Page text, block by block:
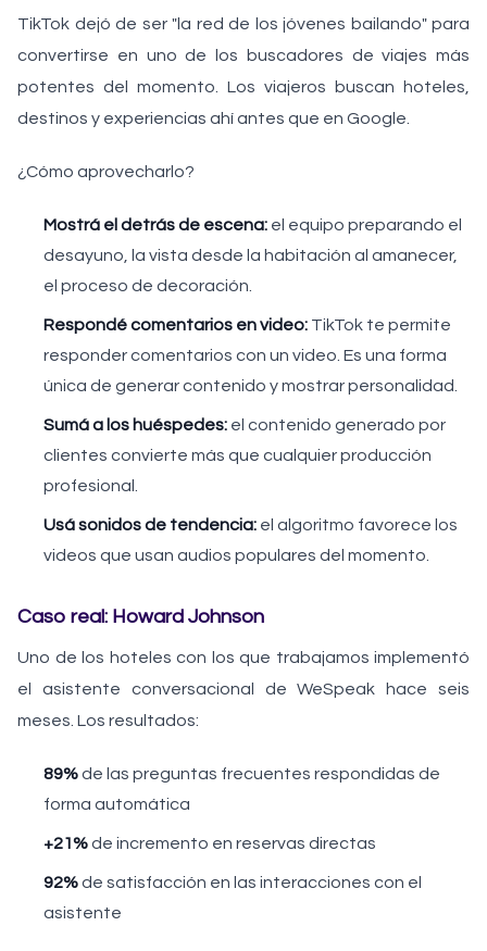
TikTok dejó de ser "la red de los jóvenes bailando" para
convertirse en uno de los buscadores de viajes más
potentes del momento. Los viajeros buscan hoteles,
destinos y experiencias ahí antes que en Google.
¿Cómo aprovecharlo?
Mostrá el detrás de escena: el equipo preparando el
desayuno, la vista desde la habitación al amanecer,
el proceso de decoración.
Respondé comentarios en video: TikTok te permite
responder comentarios con un video. Es una forma
única de generar contenido y mostrar personalidad.
Sumá a los huéspedes: el contenido generado por
clientes convierte más que cualquier producción
profesional.
Usá sonidos de tendencia: el algoritmo favorece los
videos que usan audios populares del momento.
Caso real: Howard Johnson
Uno de los hoteles con los que trabajamos implementó
el asistente conversacional de WeSpeak hace seis
meses. Los resultados:
89%de las preguntas frecuentes respondidas de
forma automática
+21%de incremento en reservas directas
92%de satisfacción en las interacciones con el
asistente